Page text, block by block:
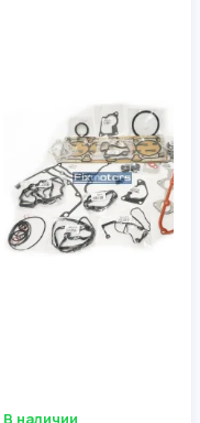
В наличии